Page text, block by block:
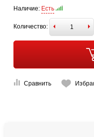
Наличие: Есть
Количество:
Сравнить